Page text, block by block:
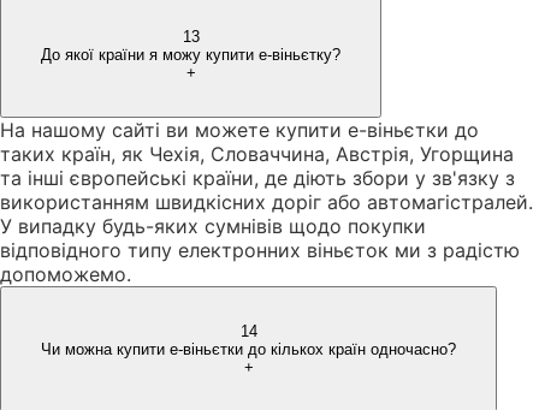
13
До якої країни я можу купити е-віньєтку?
+
На нашому сайті ви можете купити е-віньєтки до
таких країн, як Чехія, Словаччина, Австрія, Угорщина
та інші європейські країни, де діють збори у зв'язку з
використанням швидкісних доріг або автомагістралей.
У випадку будь-яких сумнівів щодо покупки
відповідного типу електронних віньєток ми з радістю
допоможемо.
14
Чи можна купити е-віньєтки до кількох країн одночасно?
+